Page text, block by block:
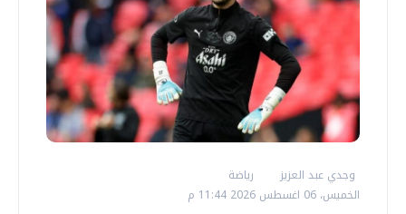
وجدي عبد العزيز
رياضة
الخميس، 06 اغسطس 2026 11:44 م